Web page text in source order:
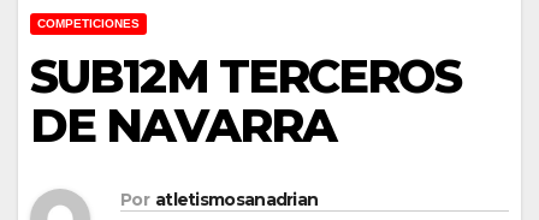
COMPETICIONES
SUB12M TERCEROS
DE NAVARRA
Por atletismosanadrian